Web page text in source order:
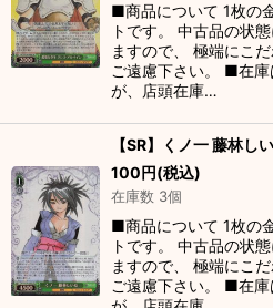
■商品について 1枚の
トです。 中古品の状
ますので、 極端にこ
ご遠慮下さい。 ■在
が、店頭在庫…
【SR】くノ一 藤林
100円(税込)
在庫数 3個
■商品について 1枚の
トです。 中古品の状
ますので、 極端にこ
ご遠慮下さい。 ■在